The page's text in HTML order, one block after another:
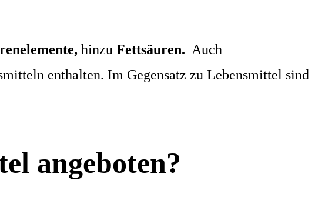
hinzu Fettsäuren. Auch
enthalten. Im Gegensatz zu Lebensmittel sind
angeboten?